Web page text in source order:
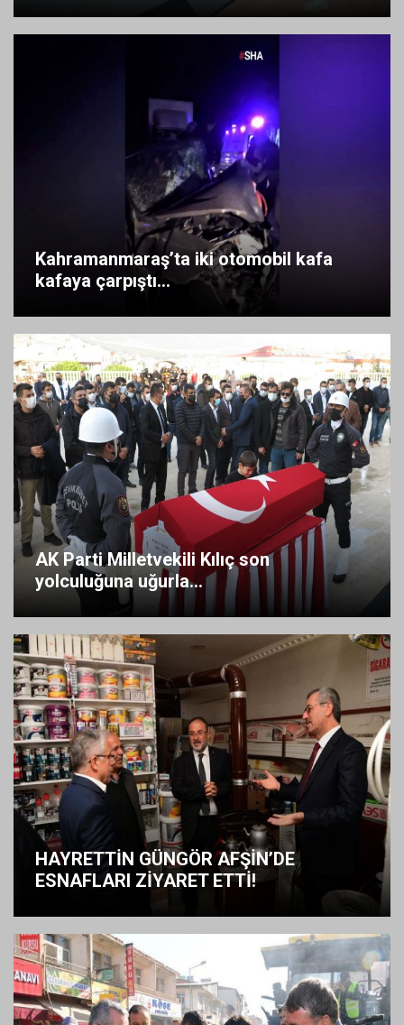
Kahramanmaraş’ta iki otomobil kafa
kafaya çarpıştı...
AK Parti Milletvekili Kılıç son
yolculuğuna uğurla...
HAYRETTİN GÜNGÖR AFŞİN’DE
ESNAFLARI ZİYARET ETTİ!